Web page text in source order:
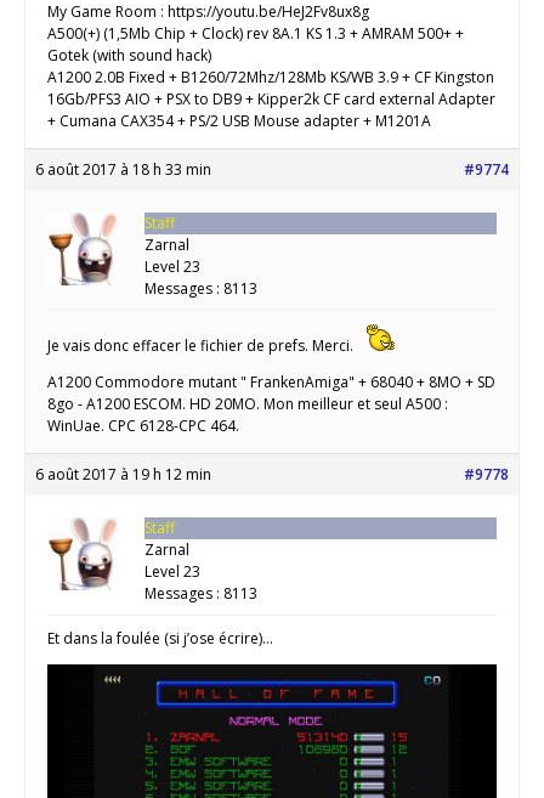
My Game Room : https://youtu.be/HeJ2Fv8ux8g
A500(+) (1,5Mb Chip + Clock) rev 8A.1 KS 1.3 + AMRAM 500+ +
Gotek (with sound hack)
A1200 2.0B Fixed + B1260/72Mhz/128Mb KS/WB 3.9 + CF Kingston
16Gb/PFS3 AIO + PSX to DB9 + Kipper2k CF card external Adapter
+ Cumana CAX354 + PS/2 USB Mouse adapter + M1201A
6 août 2017 à 18 h 33 min #9774
Staff
Zarnal
Level 23
Messages : 8113
Je vais donc effacer le fichier de prefs. Merci.
A1200 Commodore mutant " FrankenAmiga" + 68040 + 8MO + SD
8go - A1200 ESCOM. HD 20MO. Mon meilleur et seul A500 :
WinUae. CPC 6128-CPC 464.
6 août 2017 à 19 h 12 min #9778
Staff
Zarnal
Level 23
Messages : 8113
Et dans la foulée (si j’ose écrire)…